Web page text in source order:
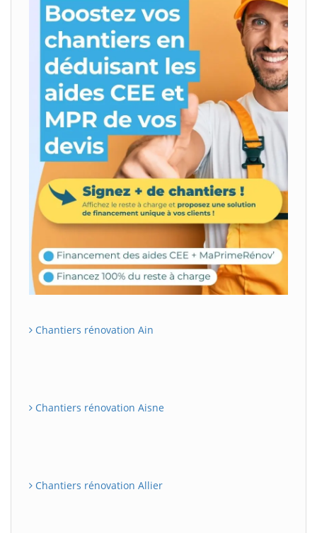
Chantiers rénovation Ain
Chantiers rénovation Aisne
Chantiers rénovation Allier